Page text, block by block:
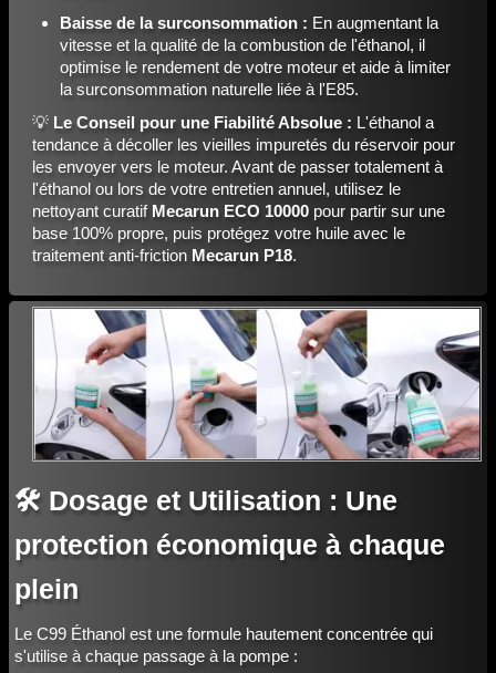
Baisse de la surconsommation : En augmentant la
vitesse et la qualité de la combustion de l'éthanol, il
optimise le rendement de votre moteur et aide à limiter
la surconsommation naturelle liée à l'E85.
💡 Le Conseil pour une Fiabilité Absolue : L'éthanol a
tendance à décoller les vieilles impuretés du réservoir pour
les envoyer vers le moteur. Avant de passer totalement à
l'éthanol ou lors de votre entretien annuel, utilisez le
nettoyant curatif Mecarun ECO 10000 pour partir sur une
base 100% propre, puis protégez votre huile avec le
traitement anti-friction Mecarun P18.
🛠️ Dosage et Utilisation : Une
protection économique à chaque
plein
Le C99 Éthanol est une formule hautement concentrée qui
s'utilise à chaque passage à la pompe :